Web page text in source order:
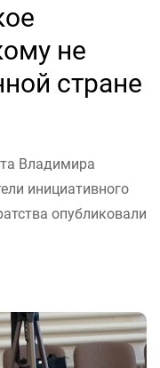
не
стране
Владимира
инициативного
опубликовали